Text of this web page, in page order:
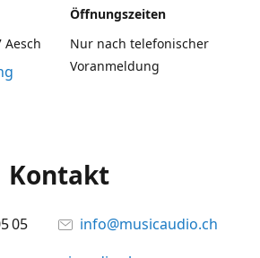
Aesch
Öffnungszeiten
Nur nach telefonischer
Voranmeldung
Kontakt
05
info@musicaudio.ch